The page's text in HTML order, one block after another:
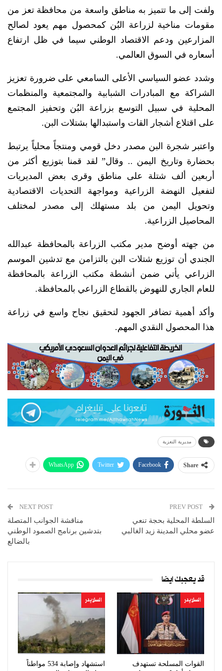
ولفت إلى ما تتميز به مناطق واسعة من محافظة تعز من
مقومات مناخية لزراعة البُن كمحصول مهم يعود لصالح
المزارعين ودعم الاقتصاد الوطني سيما في ظل ارتفاع
أسعاره في السوق العالمي.
وشدد عضو السياسي الأعلى السامعي على ضرورة تعزيز
الشراكة مع المبادرات الشبابية والمجتمعية والمنظمات
المحلية في سبيل التوسع بزراعة البُن وتحفيز المجتمع
على اقتلاع أشجار القات واستبدالها بشتلات البن.
واعتبر شجرة البن مصدر دخل قومي ومنتجاً محلياً يرتبط
بحضارة وتاريخ اليمن .. وقال” لقد قمنا بتوزيع أكثر من
أربعين ألف شتلة على مناطق وقرى بعض المديريات
لتفعيل النهضة الزراعية ومواجهة التحديات الاقتصادية
وتحويل اليمن من بلد مستهلك إلى مصدر لمختلف
المحاصيل الزراعية.
من جهته أوضح مدير مكتب الزراعة بالمحافظة عبدالله
الجندي أن توزيع شتلات البن بالتزامن مع تدشين الموسم
الزراعي يأتي ضمن أنشطة مكتب الزراعة بالمحافظة
للعام الجاري للنهوض بالقطاع الزراعي بالمحافظة.
وأكد أهمية تضافر الجهود لتحقيق نجاح واسع في زراعة
هذا المحصول النقدي المهم.
مديرية التعزية
Share
Facebook
Twitter
WhatsApp
السلطة المحلية بحجة تنعي
عضو محلي المدينة زيد الغالبي
NEXT POST
مناقشة الجوانب المتصلة
بتدشين برنامج الصمود الوطني
بالضالع
قد يعجبك ايضا
السلايدر
القوات المسلحة تستهدف
السلايدر
استشهاد وإصابة 534 مواطناً